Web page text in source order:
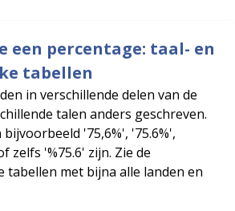
een percentage: taal- en
tabellen
in verschillende delen van de
talen anders geschreven.
'75,6%', '75.6%',
zelfs '%75.6' zijn. Zie de
tabellen met bijna alle landen en